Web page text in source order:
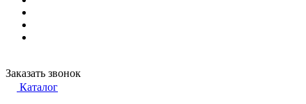
Заказать звонок
Каталог